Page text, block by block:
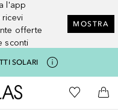
l'app
ricevi
offerte
sconti
MOSTRA
SOLARI
A Douglas HomeAlla Mia
Al